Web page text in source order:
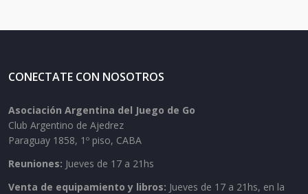
CONECTATE CON NOSOTROS
Asociación Argentina del Juego de Go
Club Argentino de Ajedrez
Paraguay 1858, 1º piso, CABA
Reuniones: Jueves de 17 a 21hs
Venta de equipamiento y libros: Jueves de 17 a 21hs, en la